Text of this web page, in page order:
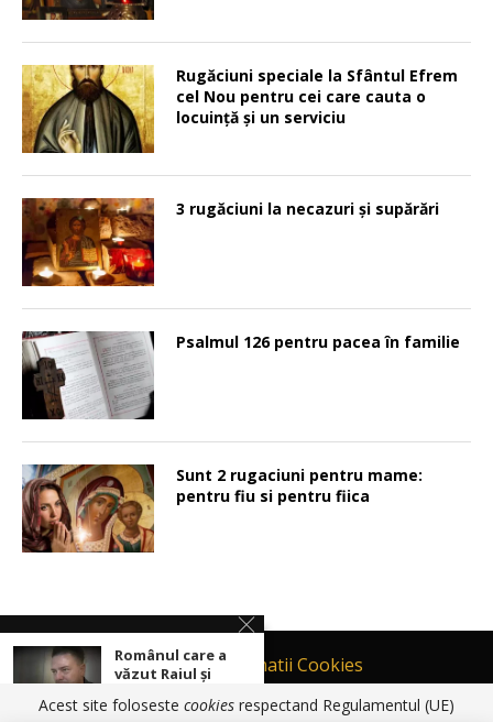
Rugăciuni speciale la Sfântul Efrem
cel Nou pentru cei care cauta o
locuinţă şi un serviciu
3 rugăciuni la necazuri și supărări
Psalmul 126 pentru pacea în familie
Sunt 2 rugaciuni pentru mame:
pentru fiu si pentru fiica
Contact
Informatii Cookies
Politică de Confidențialitate
Românul care a
văzut Raiul și
Acest site foloseste cookies respectand Regulamentul (UE)